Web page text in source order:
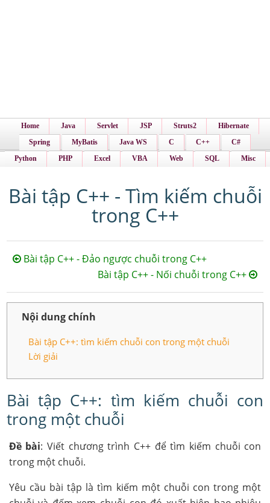
Home Java Servlet JSP Struts2
Hibernate
Spring
MyBatis Java WS C C++
C#
Python
PHP Excel VBA Web SQL Misc
Bài tập C++ - Tìm kiếm chuỗi
trong C++
Bài tập C++ - Đảo ngược chuỗi trong C++
Bài tập C++ - Nối chuỗi trong C++
Nội dung chính
Bài tập C++: tìm kiếm chuỗi con trong một chuỗi
Lời giải
Bài tập C++: tìm kiếm chuỗi con
trong một chuỗi
Đề bài: Viết chương trình C++ để tìm kiếm chuỗi con
trong một chuỗi.
Yêu cầu bài tập là tìm kiếm một chuỗi con trong một